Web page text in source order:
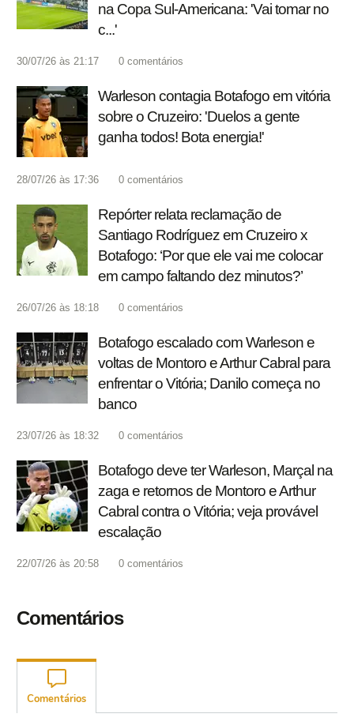
na Copa Sul-Americana: 'Vai tomar no
c...'
30/07/26 às 21:17 0 comentários
Warleson contagia Botafogo em vitória
sobre o Cruzeiro: 'Duelos a gente
ganha todos! Bota energia!'
28/07/26 às 17:36 0 comentários
Repórter relata reclamação de
Santiago Rodríguez em Cruzeiro x
Botafogo: ‘Por que ele vai me colocar
em campo faltando dez minutos?’
26/07/26 às 18:18 0 comentários
Botafogo escalado com Warleson e
voltas de Montoro e Arthur Cabral para
enfrentar o Vitória; Danilo começa no
banco
23/07/26 às 18:32 0 comentários
Botafogo deve ter Warleson, Marçal na
zaga e retornos de Montoro e Arthur
Cabral contra o Vitória; veja provável
escalação
22/07/26 às 20:58 0 comentários
Comentários